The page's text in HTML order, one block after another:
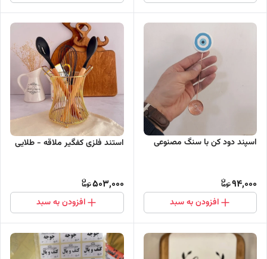
اسپند دود کن با سنگ مصنوعی
94,000
افزودن به سبد
استند فلزی کفگیر ملاقه - طلایی
503,000
افزودن به سبد